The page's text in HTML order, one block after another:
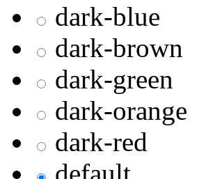
dark-blue
dark-brown
dark-green
dark-orange
dark-red
default